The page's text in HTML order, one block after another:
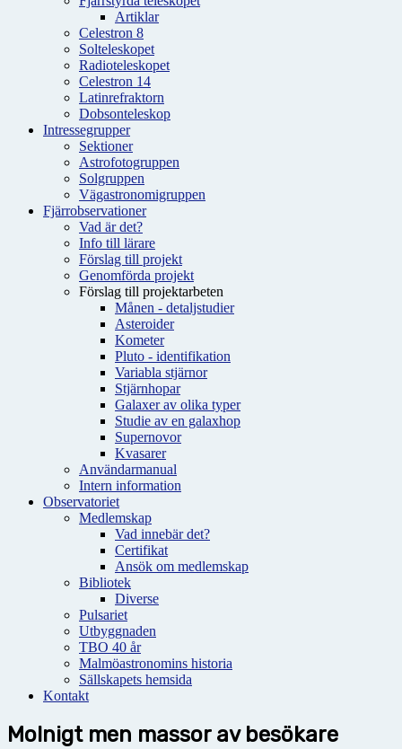
Artiklar
Celestron 8
Solteleskopet
Radioteleskopet
Celestron 14
Latinrefraktorn
Dobsonteleskop
Intressegrupper
Sektioner
Astrofotogruppen
Solgruppen
Vägastronomigruppen
Fjärrobservationer
Vad är det?
Info till lärare
Förslag till projekt
Genomförda projekt
Förslag till projektarbeten
Månen - detaljstudier
Asteroider
Kometer
Pluto - identifikation
Variabla stjärnor
Stjärnhopar
Galaxer av olika typer
Studie av en galaxhop
Supernovor
Kvasarer
Användarmanual
Intern information
Observatoriet
Medlemskap
Vad innebär det?
Certifikat
Ansök om medlemskap
Bibliotek
Diverse
Pulsariet
Utbyggnaden
TBO 40 år
Malmöastronomins historia
Sällskapets hemsida
Kontakt
Molnigt men massor av besökare